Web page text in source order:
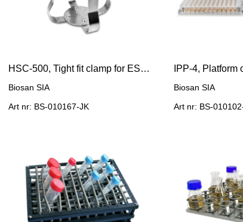
HSC-500, Tight fit clamp for ES-20/80 for 500 ml flask
Biosan SIA
Art nr: BS-010167-JK
Biosan SIA
Art nr: BS-